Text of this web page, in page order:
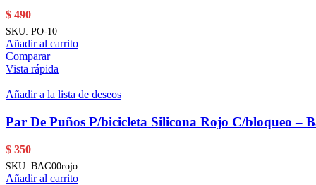
$ 490
SKU: PO-10
Añadir al carrito
Comparar
Vista rápida
Añadir a la lista de deseos
Par De Puños P/bicicleta Silicona Rojo C/bloqueo –
$ 350
SKU: BAG00rojo
Añadir al carrito